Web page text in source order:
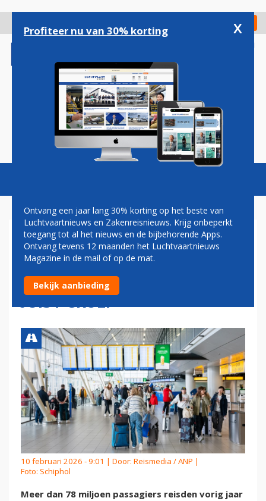
gaan
Check in
Magazine Podcasts Vacatures
GRONINGEN EN MAASTRICHT
VERLIEZEN PASSAGIERS, OP
ANDERE LUCHTHAVENS
JUIST GROEI
10 februari 2026 - 9:01 | Door: Reismedia / ANP |
Foto: Schiphol
Meer dan 78 miljoen passagiers reisden vorig jaar
Profiteer nu van 30% korting x
Ontvang een jaar lang 30% korting op het beste van
Luchtvaartnieuws en Zakenreisnieuws. Krijg onbeperkt
toegang tot al het nieuws en de bijbehorende Apps.
Ontvang tevens 12 maanden het Luchtvaartnieuws
Magazine in de mail of op de mat.
Bekijk aanbieding